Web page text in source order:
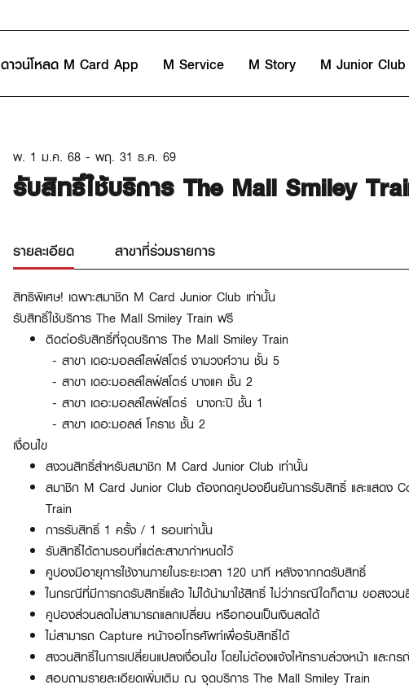
ดาวน์โหลด M Card App M Service M Story M Junior Club
พ. 1 ม.ค. 68 - พฤ. 31 ธ.ค. 69
รับสิทธิ์ใช้บริการ The Mall Smiley
รายละเอียด สาขาที่ร่วมรายการ
สิทธิ​พิเศษ! เฉพาะสมาชิก M Card Junior Club เท่านั้น
รับสิทธิ์ใช้บริการ The Mall Smiley Train ฟรี
ติดต่อรับสิทธิ์ที่จุดบริการ The Mall Smiley Train
- สาขา เดอะมอลล์ไลฟ์สโตร์ งามวงศ์วาน ชั้น 5
- สาขา เดอะมอลล์ไลฟ์สโตร์ บางแค ชั้น 2
- สาขา เดอะมอลล์ไลฟ์สโตร์ บางกะปิ ชั้น 1
- สาขา เดอะมอลล์ โคราช ชั้น 2
เงื่อนไข
สงวนสิทธิ์สำหรับสมาชิก M Card Junior Club เท่านั้น
สมาชิก M Card Junior Club ต้องกดคูปองยืนยันการรับสิทธิ์ และแสดง
Train
การรับสิทธิ์ 1 ครั้ง / 1 รอบเท่านั้น
รับสิทธิ์ได้ตามรอบที่แต่ละสาขากำหนดไว้
คูปองมีอายุการใช้งานภายในระยะเวลา 120 นาที หลังจากกดรับสิทธิ์
ในกรณีที่มีการกดรับสิทธิ์แล้ว ไม่ได้นำมาใช้สิทธิ์ ไม่ว่ากรณีใดก็ตาม ขอสงวน
คูปองส่วนลดไม่สามารถแลกเปลี่ยน หรือทอนเป็นเงินสดได้
ไม่สามารถ Capture หน้าจอโทรศัพท์เพื่อรับสิทธิ์ได้
สงวนสิทธิ์ในการเปลี่ยนแปลงเงื่อนไข โดยไม่ต้องแจ้งให้ทราบล่วงหน้า แล
สอบถามรายละเอียดเพิ่มเติม ณ จุดบริการ The Mall Smiley Train